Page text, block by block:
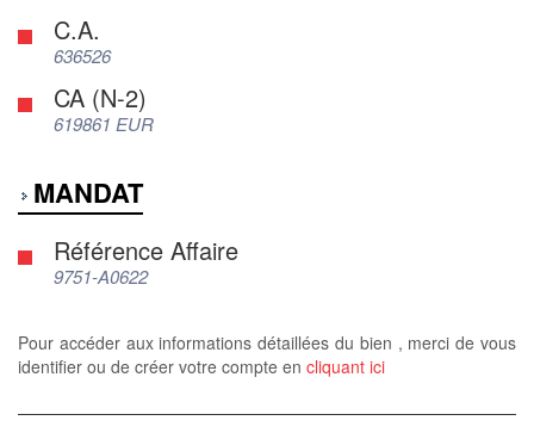
C.A.
636526
CA (N-2)
619861 EUR
MANDAT
Référence Affaire
9751-A0622
Pour accéder aux informations détaillées du bien , merci de vous
identifier ou de créer votre compte en cliquant ici